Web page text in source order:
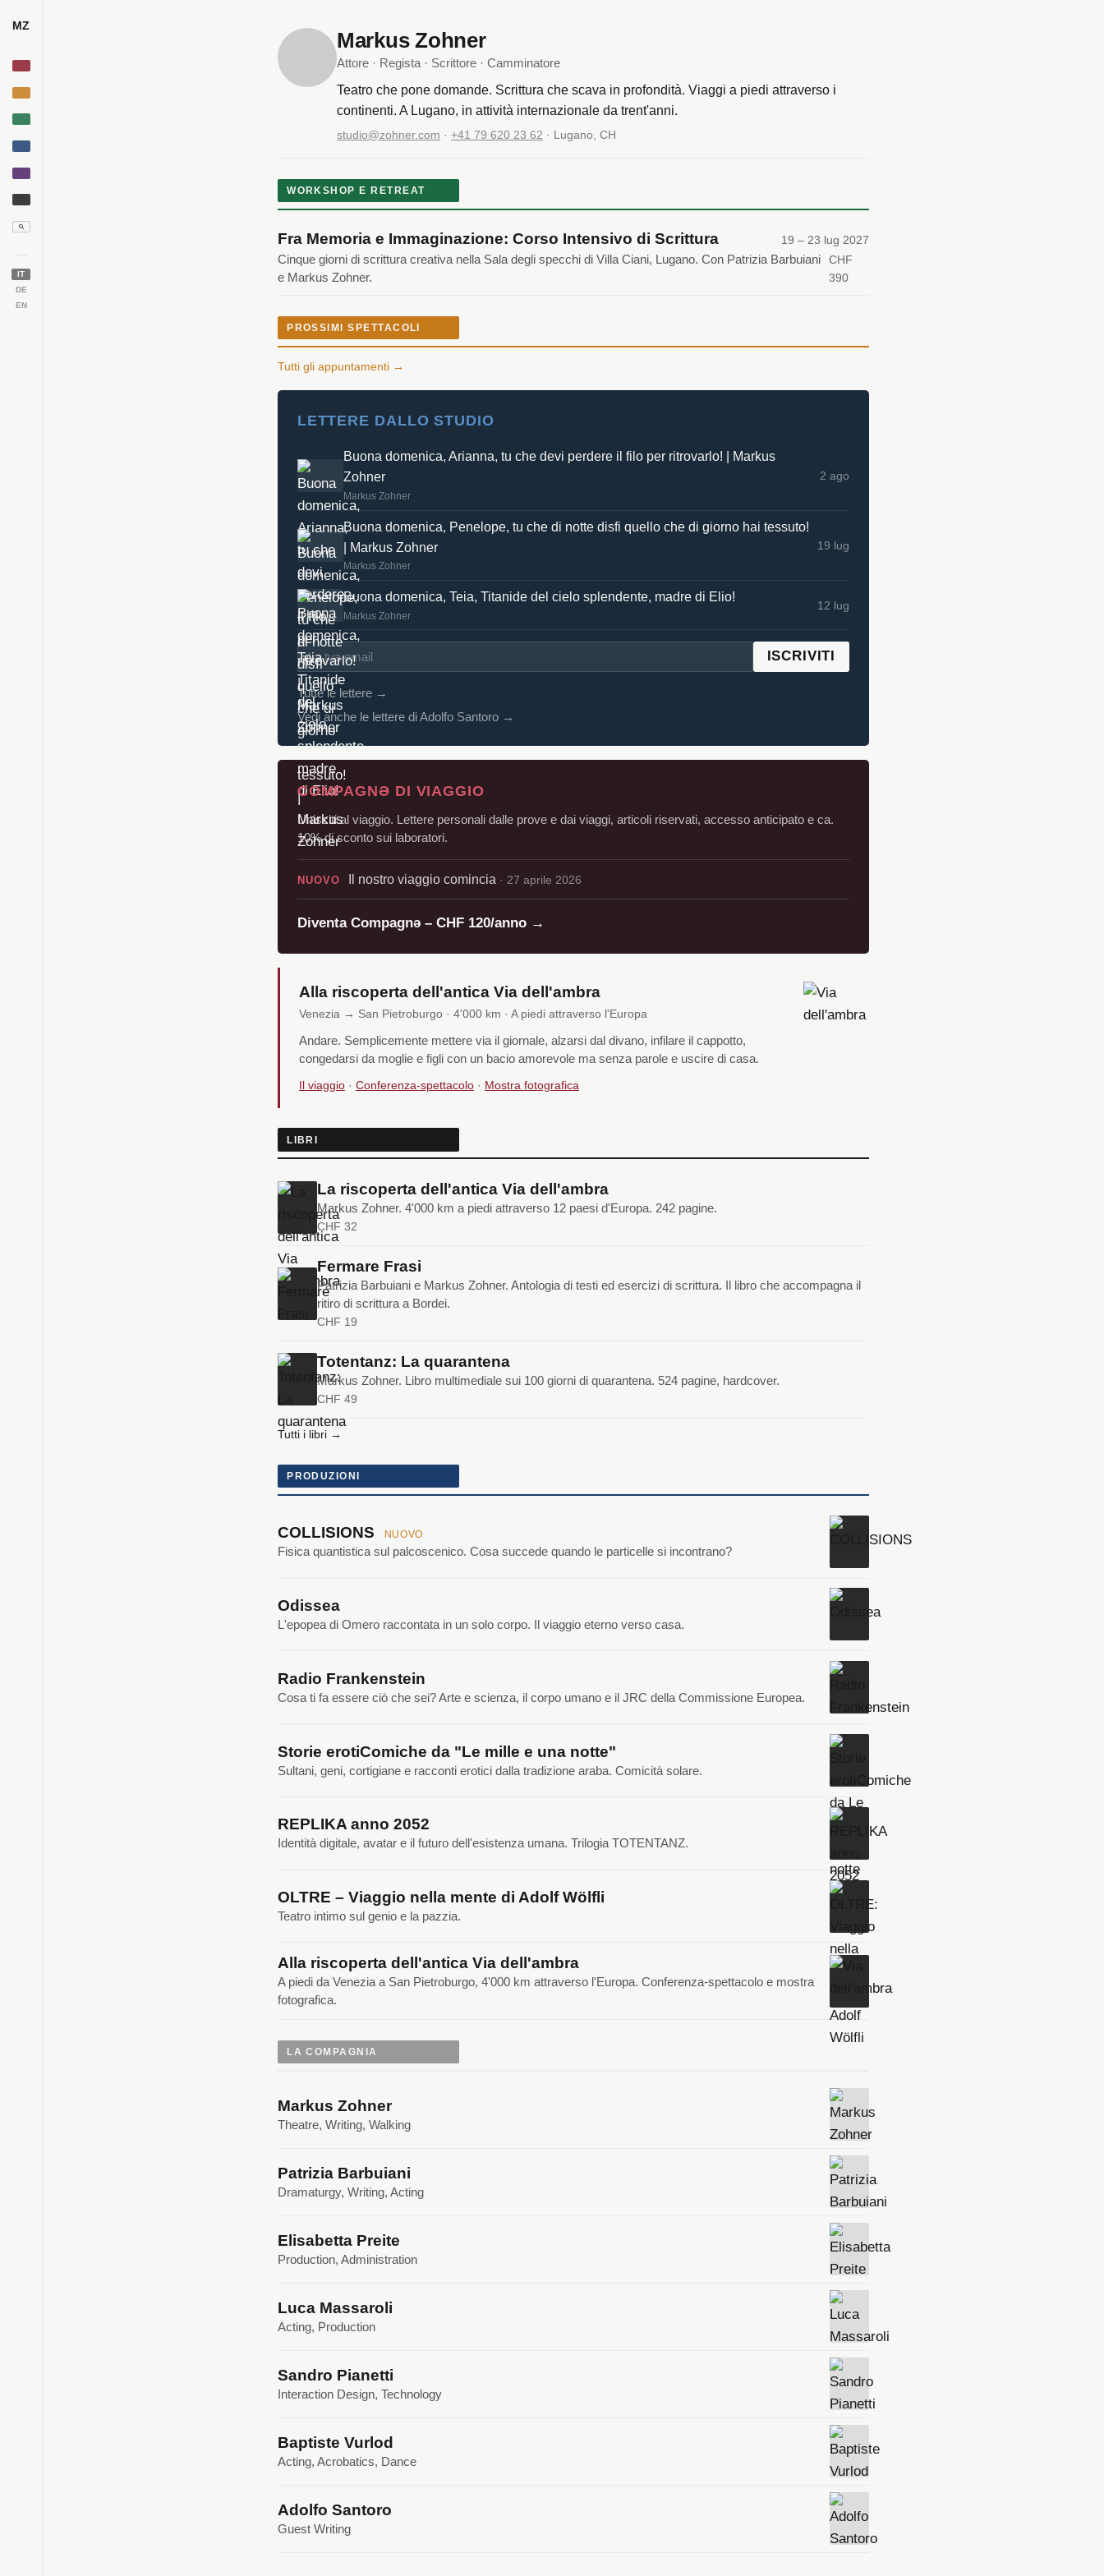
MZ
IT
DE
EN
Markus Zohner
Attore · Regista · Scrittore · Camminatore
Teatro che pone domande. Scrittura che scava in profondità. Viaggi a piedi attraverso i
continenti. A Lugano, in attività internazionale da trent'anni.
studio@zohner.com · +41 79 620 23 62 · Lugano, CH
WORKSHOP E RETREAT
Fra Memoria e Immaginazione: Corso Intensivo di Scrittura 19 – 23 lug 2027
Cinque giorni di scrittura creativa nella Sala degli specchi di Villa Ciani, Lugano. Con Patrizia Barbuiani
e Markus Zohner.
CHF
390
PROSSIMI SPETTACOLI
Tutti gli appuntamenti →
LETTERE DALLO STUDIO
Buona domenica, Arianna, tu che devi perdere il filo per ritrovarlo! | Markus
Zohner
Markus Zohner
2 ago
Buona domenica, Penelope, tu che di notte disfi quello che di giorno hai tessuto!
| Markus Zohner
Markus Zohner
19 lug
Buona domenica, Teia, Titanide del cielo splendente, madre di Elio!
Markus Zohner
12 lug
ISCRIVITI
Tutte le lettere →
Vedi anche le lettere di Adolfo Santoro →
COMPAGNƏ DI VIAGGIO
Unisciti al viaggio. Lettere personali dalle prove e dai viaggi, articoli riservati, accesso anticipato e ca.
10% di sconto sui laboratori.
NUOVO Il nostro viaggio comincia · 27 aprile 2026
Diventa Compagnə – CHF 120/anno →
Alla riscoperta dell'antica Via dell'ambra
Venezia → San Pietroburgo · 4'000 km · A piedi attraverso l'Europa
Andare. Semplicemente mettere via il giornale, alzarsi dal divano, infilare il cappotto,
congedarsi da moglie e figli con un bacio amorevole ma senza parole e uscire di casa.
Il viaggio· Conferenza-spettacolo· Mostra fotografica
LIBRI
La riscoperta dell'antica Via dell'ambra
Markus Zohner. 4'000 km a piedi attraverso 12 paesi d'Europa. 242 pagine.
CHF 32
Fermare Frasi
Patrizia Barbuiani e Markus Zohner. Antologia di testi ed esercizi di scrittura. Il libro che accompagna il
ritiro di scrittura a Bordei.
CHF 19
Totentanz: La quarantena
Markus Zohner. Libro multimediale sui 100 giorni di quarantena. 524 pagine, hardcover.
CHF 49
Tutti i libri →
PRODUZIONI
COLLISIONS NUOVO
Fisica quantistica sul palcoscenico. Cosa succede quando le particelle si incontrano?
Odissea
L'epopea di Omero raccontata in un solo corpo. Il viaggio eterno verso casa.
Radio Frankenstein
Cosa ti fa essere ciò che sei? Arte e scienza, il corpo umano e il JRC della Commissione Europea.
Storie erotiComiche da "Le mille e una notte"
Sultani, geni, cortigiane e racconti erotici dalla tradizione araba. Comicità solare.
REPLIKA anno 2052
Identità digitale, avatar e il futuro dell'esistenza umana. Trilogia TOTENTANZ.
OLTRE – Viaggio nella mente di Adolf Wölfli
Teatro intimo sul genio e la pazzia.
Alla riscoperta dell'antica Via dell'ambra
A piedi da Venezia a San Pietroburgo, 4'000 km attraverso l'Europa. Conferenza-spettacolo e mostra
fotografica.
LA COMPAGNIA
Markus Zohner
Theatre, Writing, Walking
Patrizia Barbuiani
Dramaturgy, Writing, Acting
Elisabetta Preite
Production, Administration
Luca Massaroli
Acting, Production
Sandro Pianetti
Interaction Design, Technology
Baptiste Vurlod
Acting, Acrobatics, Dance
Adolfo Santoro
Guest Writing